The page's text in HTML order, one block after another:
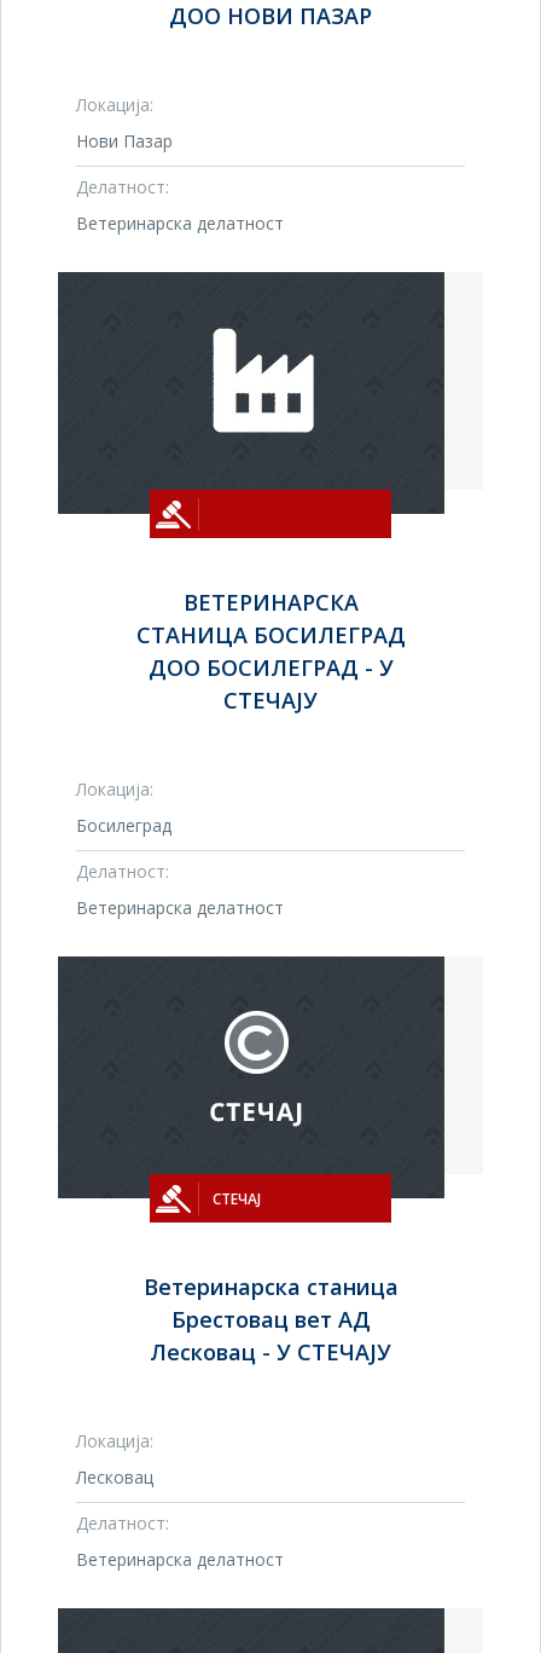
ДОО НОВИ ПАЗАР
Локација:
Нови Пазар
Делатност:
Ветеринарска делатност
ВЕТЕРИНАРСКА
СТАНИЦА БОСИЛЕГРАД
ДОО БОСИЛЕГРАД - У
СТЕЧАЈУ
Локација:
Босилеград
Делатност:
Ветеринарска делатност
СТЕЧАЈ
Ветеринарска станица
Брестовац вет АД
Лесковац - У СТЕЧАЈУ
Локација:
Лесковац
Делатност:
Ветеринарска делатност